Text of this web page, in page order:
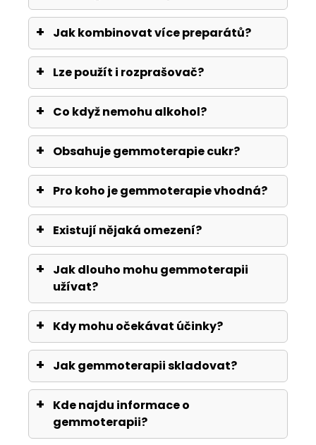
Jak kombinovat více preparátů?
Lze použít i rozprašovač?
Co když nemohu alkohol?
Obsahuje gemmoterapie cukr?
Pro koho je gemmoterapie vhodná?
Existují nějaká omezení?
Jak dlouho mohu gemmoterapii
užívat?
Kdy mohu očekávat účinky?
Jak gemmoterapii skladovat?
Kde najdu informace o
gemmoterapii?